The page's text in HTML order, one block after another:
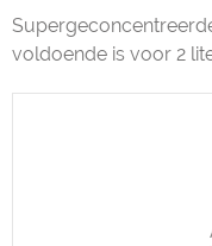
voldoende is voor 2